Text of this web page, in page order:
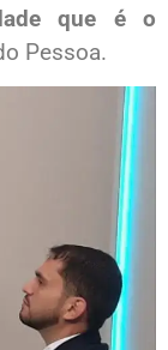
que é o
Pessoa.